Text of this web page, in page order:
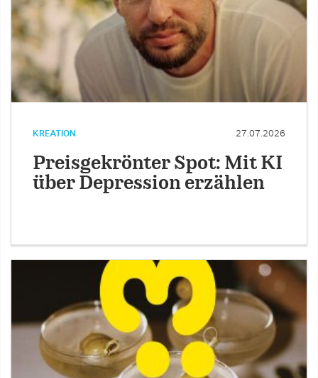
KREATION 27.07.2026
Preisgekrönter Spot: Mit KI
über Depression erzählen